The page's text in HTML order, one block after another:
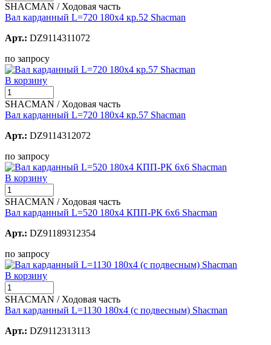
SHACMAN / Ходовая часть
Вал карданный L=720 180х4 кр.52 Shacman
Арт.: DZ9114311072
по запросу
В корзину
SHACMAN / Ходовая часть
Вал карданный L=720 180х4 кр.57 Shacman
Арт.: DZ9114312072
по запросу
В корзину
SHACMAN / Ходовая часть
Вал карданный L=520 180х4 КПП-РК 6х6 Shacman
Арт.: DZ91189312354
по запросу
В корзину
SHACMAN / Ходовая часть
Вал карданный L=1130 180х4 (с подвесным) Shacman
Арт.: DZ9112313113